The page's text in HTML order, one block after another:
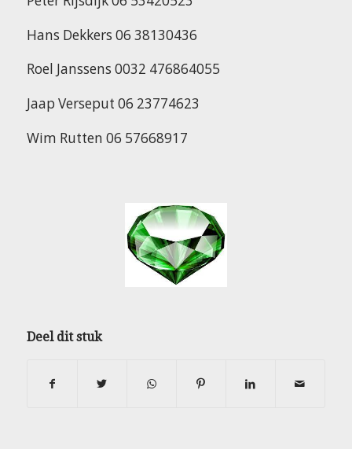
Hans Dekkers 06 38130436
Roel Janssens 0032 476864055
Jaap Verseput 06 23774623
Wim Rutten 06 57668917
Deel dit stuk